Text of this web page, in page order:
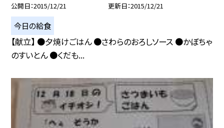
公開日 2015/12/21 更新日 2015/12/21
今日の給食
【献立】 ●夕焼けごはん ●さわらのおろしソース ●かぼちゃ
のすいとん ●くだも...